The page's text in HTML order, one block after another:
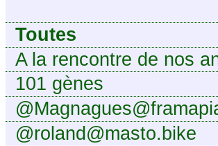
Toutes
A la rencontre de nos
101 gènes
@roland@masto.bike